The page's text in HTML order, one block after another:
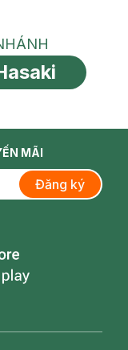
chi nhánh
MÃI
Đăng ký